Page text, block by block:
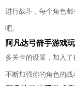
进行战斗，每个角色
吧。
阿凡达弓箭手游戏
多关卡的设置，加入了
不断加强你的角色的战